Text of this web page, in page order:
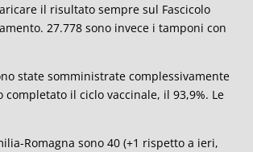
il risultato sempre sul Fascicolo
27.778 sono invece i tamponi con
state somministrate complessivamente
il ciclo vaccinale, il 93,9%. Le
Romagna sono 40 (+1 rispetto a ieri,